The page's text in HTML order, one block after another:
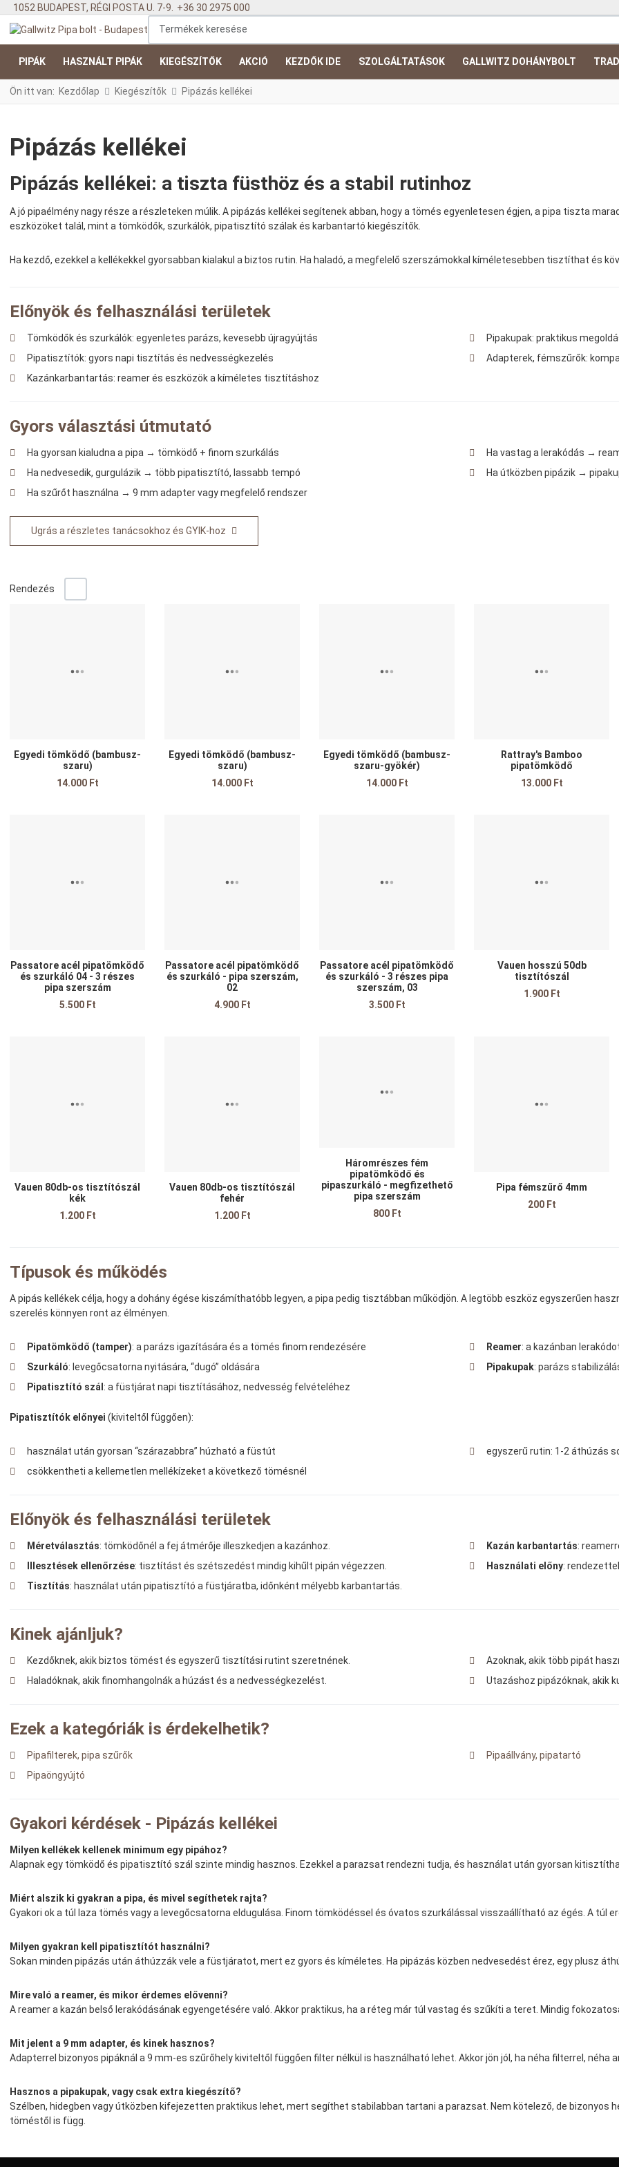
1052 BUDAPEST, RÉGI POSTA U. 7-9.
+36 30 2975 000
PIPÁK HASZNÁLT PIPÁK KIEGÉSZÍTŐK AKCIÓ KEZDŐK IDE SZOLGÁLTATÁSOK GALLWITZ DOHÁNYBOLT
Ön itt van: Kezdőlap Kiegészítők Pipázás kellékei
Pipázás kellékei
Pipázás kellékei: a tiszta füsthöz és a stabil rutinhoz
A jó pipaélmény nagy része a részleteken múlik. A pipázás kellékei segítenek abban, hogy a tömés egyenletesen égjen, a pipa tiszta
eszközöket talál, mint a tömködők, szurkálók, pipatisztító szálak és karbantartó kiegészítők.
Ha kezdő, ezekkel a kellékekkel gyorsabban kialakul a biztos rutin. Ha haladó, a megfelelő szerszámokkal kíméletesebben tisztíthat és
Előnyök és felhasználási területek
Tömködők és szurkálók: egyenletes parázs, kevesebb újragyújtás
Pipatisztítók: gyors napi tisztítás és nedvességkezelés
Kazánkarbantartás: reamer és eszközök a kíméletes tisztításhoz
Pipakupak: praktikus
Adapterek, fémszűrők:
Gyors választási útmutató
Ha gyorsan kialudna a pipa → tömködő + finom szurkálás
Ha nedvesedik, gurgulázik → több pipatisztító, lassabb tempó
Ha szűrőt használna → 9 mm adapter vagy megfelelő rendszer
Ha vastag a lerakódás →
Ha útközben pipázik →
Ugrás a részletes tanácsokhoz és GYIK-hoz
Rendezés
Egyedi tömködő (bambusz-
szaru)
14.000 Ft
Egyedi tömködő (bambusz-
szaru)
14.000 Ft
Egyedi tömködő (bambusz-
szaru-gyökér)
14.000 Ft
Rattray's Bamboo
pipatömködő
13.000 Ft
Passatore acél pipatömködő
és szurkáló 04 - 3 részes
pipa szerszám
5.500 Ft
Passatore acél pipatömködő
és szurkáló - pipa szerszám,
02
4.900 Ft
Passatore acél pipatömködő
és szurkáló - 3 részes pipa
szerszám, 03
3.500 Ft
Vauen hosszú 50db
tisztítószál
1.900 Ft
Vauen 80db-os tisztítószál
kék
1.200 Ft
Vauen 80db-os tisztítószál
fehér
1.200 Ft
Háromrészes fém
pipatömködő és
pipaszurkáló - megfizethető
pipa szerszám
800 Ft
Pipa fémszűrő 4mm
200 Ft
Típusok és működés
A pipás kellékek célja, hogy a dohány égése kiszámíthatóbb legyen, a pipa pedig tisztábban működjön. A legtöbb eszköz egyszerűen
szerelés könnyen ront az élményen.
Pipatömködő (tamper): a parázs igazítására és a tömés finom rendezésére
Szurkáló: levegőcsatorna nyitására, “dugó” oldására
Pipatisztító szál : a füstjárat napi tisztításához, nedvesség felvételéhez
Reamer: a kazánban
Pipakupak: parázs
Pipatisztítók előnyei (kiviteltől függően):
használat után gyorsan “szárazabbra” húzható a füstút
csökkentheti a kellemetlen mellékízeket a következő tömésnél
egyszerű rutin: 1-2 áthúzás
Előnyök és felhasználási területek
Méretválasztás: tömködőnél a fej átmérője illeszkedjen a kazánhoz.
Illesztések ellenőrzése: tisztítást és szétszedést mindig kihűlt pipán végezzen.
Tisztítás: használat után pipatisztító a füstjáratba, időnként mélyebb karbantartás.
Kazán karbantartás:
Használati előny:
Kinek ajánljuk?
Kezdőknek, akik biztos tömést és egyszerű tisztítási rutint szeretnének.
Haladóknak, akik finomhangolnák a húzást és a nedvességkezelést.
Azoknak, akik több pipát
Utazáshoz pipázóknak, akik
Ezek a kategóriák is érdekelhetik?
Pipafilterek, pipa szűrők
Pipaöngyújtó
Pipaállvány, pipatartó
Gyakori kérdések - Pipázás kellékei
Milyen kellékek kellenek minimum egy pipához?
Alapnak egy tömködő és pipatisztító szál szinte mindig hasznos. Ezekkel a parazsat rendezni tudja, és használat után gyorsan
Miért alszik ki gyakran a pipa, és mivel segíthetek rajta?
Gyakori ok a túl laza tömés vagy a levegőcsatorna eldugulása. Finom tömködéssel és óvatos szurkálással visszaállítható az égés. A túl
Milyen gyakran kell pipatisztítót használni?
Sokan minden pipázás után áthúzzák vele a füstjáratot, mert ez gyors és kíméletes. Ha pipázás közben nedvesedést érez, egy plusz
Mire való a reamer, és mikor érdemes elővenni?
A reamer a kazán belső lerakódásának egyengetésére való. Akkor praktikus, ha a réteg már túl vastag és szűkíti a teret. Mindig
Mit jelent a 9 mm adapter, és kinek hasznos?
Adapterrel bizonyos pipáknál a 9 mm-es szűrőhely kiviteltől függően filter nélkül is használható lehet. Akkor jön jól, ha néha filterrel, néha
Hasznos a pipakupak, vagy csak extra kiegészítő?
Szélben, hidegben vagy útközben kifejezetten praktikus lehet, mert segíthet stabilabban tartani a parazsat. Nem kötelező, de bizonyos
töméstől is függ.